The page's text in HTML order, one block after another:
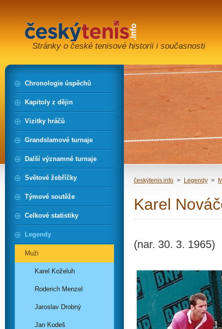
Stránky o české tenisové historii i současnosti
českýtenis.info > Legendy >
Karel
(nar. 30. 3. 1965)
Chronologie úspěchů
Kapitoly z dějin
Vizitky hráčů
Grandslamové turnaje
Další významné turnaje
Světové žebříčky
Týmové soutěže
Celkové statistiky
Legendy
Muži
Karel Koželuh
Roderich Menzel
Jaroslav Drobný
Jan Kodeš